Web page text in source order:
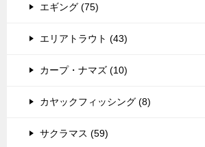
エギング (75)
エリアトラウト (43)
カープ・ナマズ (10)
カヤックフィッシング (8)
サクラマス (59)